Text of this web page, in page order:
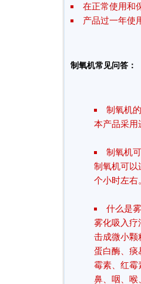
在正常使用和
产品过一年使
制氧机常见问答：
制氧机
本产品采用
制氧机
制氧机可以
个小时左右
什么是
雾化吸入疗
击成微小颗
蛋白酶、痰
霉素、红霉
鼻、咽、喉